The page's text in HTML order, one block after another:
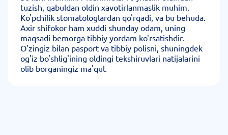
tuzish, qabuldan oldin xavotirlanmaslik muhim.
Ko'pchilik stomatologlardan qo'rqadi, va bu behuda.
Axir shifokor ham xuddi shunday odam, uning
maqsadi bemorga tibbiy yordam ko'rsatishdir.
O'zingiz bilan pasport va tibbiy polisni, shuningdek
og'iz bo'shlig'ining oldingi tekshiruvlari natijalarini
olib borganingiz ma'qul.